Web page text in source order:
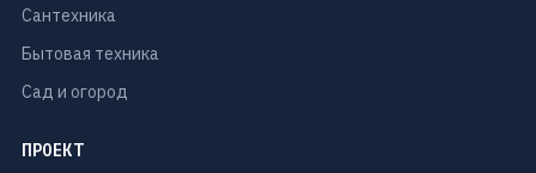
Сантехника
Бытовая техника
Сад и огород
ПРОЕКТ